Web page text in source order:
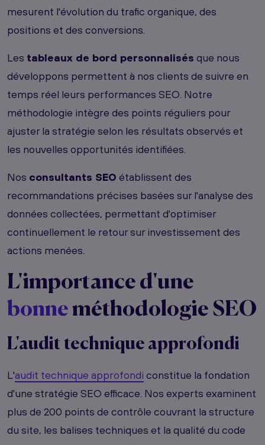
mesurent l'évolution du trafic organique, des
positions et des conversions.
Les tableaux de bord personnalisés que nous
développons permettent à nos clients de suivre en
temps réel leurs performances SEO. Notre
méthodologie intègre des points réguliers pour
ajuster la stratégie selon les résultats observés et
les nouvelles opportunités identifiées.
Nos consultants SEO établissent des
recommandations précises basées sur l'analyse des
données collectées, permettant d'optimiser
continuellement le retour sur investissement des
actions menées.
L'importance d'une
bonneméthodologie SEO
L'audit technique approfondi
L'audit technique approfondi constitue la fondation
d'une stratégie SEO efficace. Nos experts examinent
plus de 200 points de contrôle couvrant la structure
du site, les balises techniques et la qualité du code